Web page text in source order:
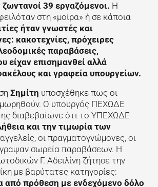
39 εργαζόμενοι. Η
στη «μοίρα» ή σε κάποια
ήταν γνωστές και
κακοτεχνίες, πρόχειρες
παραβάσεις,
είχαν επισημανθεί αλλά
και γραφεία υπουργείων.
Σημίτη υποσχέθηκε πως οι
Ο υπουργός ΠΕΧΩΔΕ
διαβεβαίωνε ότι το ΥΠΕΧΩΔΕ
και την τιμωρία των
οι πραγματογνώμονες, οι
σωρεία παραβάσεων. Η
Γ. Αδειλίνη ζήτησε την
με βαρύτατες κατηγορίες:
από πρόθεση με ενδεχόμενο δόλο